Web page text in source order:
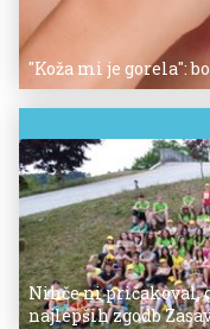
"Koža mi je gorela":
Nihče ni pričakoval,
najlepših zgodb